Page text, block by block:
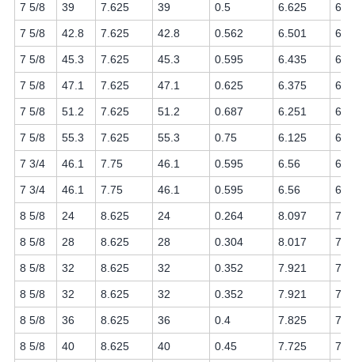
7 5/8 39 7.625 39 0.5 6.625 6.5
7 5/8 42.8 7.625 42.8 0.562 6.501
7 5/8 45.3 7.625 45.3 0.595 6.435
7 5/8 47.1 7.625 47.1 0.625 6.375
7 5/8 51.2 7.625 51.2 0.687 6.251
7 5/8 55.3 7.625 55.3 0.75 6.125 6
7 3/4 46.1 7.75 46.1 0.595 6.56 6.5
7 3/4 46.1 7.75 46.1 0.595 6.56
8 5/8 24 8.625 24 0.264 8.097
8 5/8 28 8.625 28 0.304 8.017
8 5/8 32 8.625 32 0.352 7.921
8 5/8 32 8.625 32 0.352 7.921
8 5/8 36 8.625 36 0.4 7.825 7.7
8 5/8 40 8.625 40 0.45 7.725